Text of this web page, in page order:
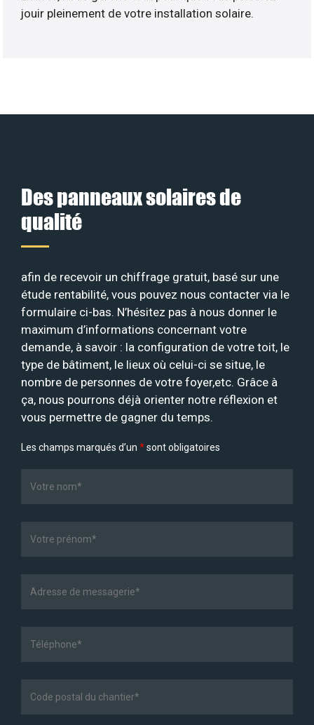
jouir pleinement de votre installation solaire.
Des panneaux solaires de
qualité
afin de recevoir un chiffrage gratuit, basé sur une
étude rentabilité, vous pouvez nous contacter via le
formulaire ci-bas. N’hésitez pas à nous donner le
maximum d’informations concernant votre
demande, à savoir : la configuration de votre toit, le
type de bâtiment, le lieux où celui-ci se situe, le
nombre de personnes de votre foyer,etc. Grâce à
ça, nous pourrons déjà orienter notre réflexion et
vous permettre de gagner du temps.
Les champs marqués d’un *sont obligatoires